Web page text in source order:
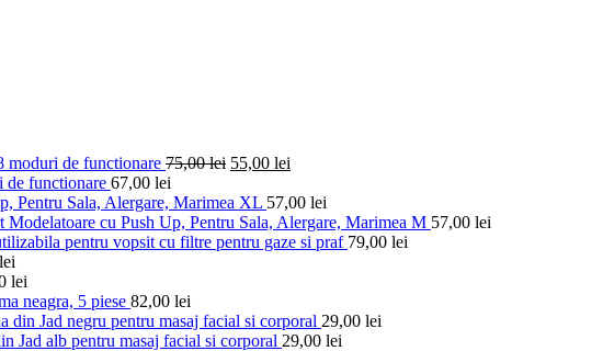
moduri de functionare 75,00lei 55,00 lei
de functionare 67,00 lei
Pentru Sala, Alergare, Marimea XL 57,00 lei
Modelatoare cu Push Up, Pentru Sala, Alergare, Marimea M 57,00 lei
pentru vopsit cu filtre pentru gaze si praf 79,00 lei
lei
lei
neagra, 5 piese 82,00 lei
din Jad negru pentru masaj facial si corporal 29,00 lei
Jad alb pentru masaj facial si corporal 29,00 lei